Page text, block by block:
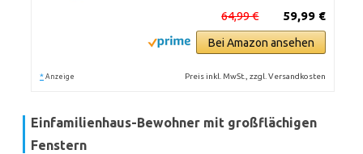
59,99 €
64,99 €
Bei Amazon ansehen
* Anzeige Preis inkl. MwSt., zzgl. Versandkosten
Einfamilienhaus-Bewohner mit großflächigen
Fenstern